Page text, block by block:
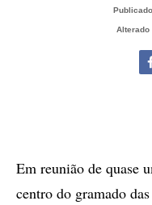
Alterado
Em reunião de quase
centro do gramado